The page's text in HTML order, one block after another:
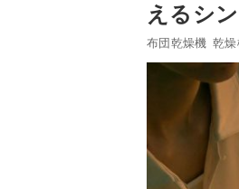
えるシ
布団乾燥機 乾